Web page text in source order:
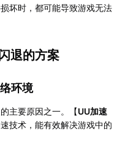
坏时，都可能导致游戏无法
退的方案
环境
主要原因之一。【UU加速
技术，能有效解决游戏中的